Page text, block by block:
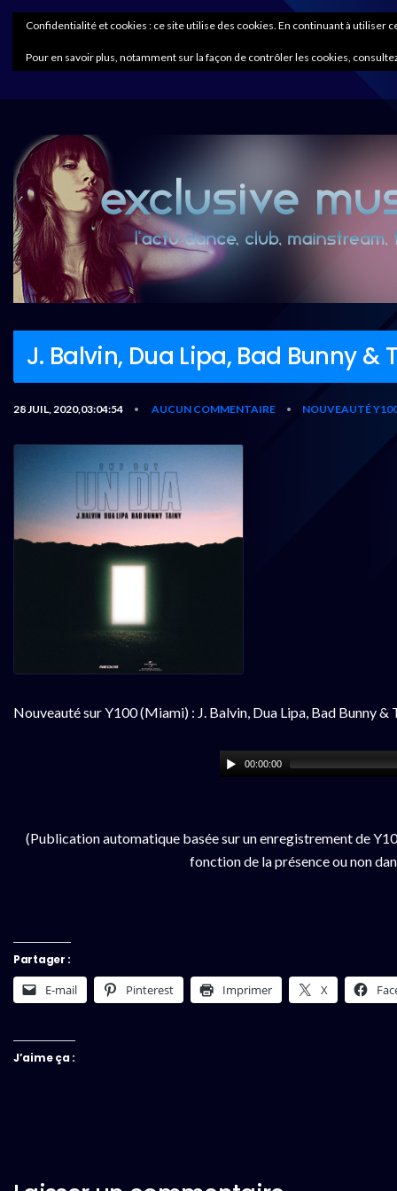
J. Balvin, Dua Lipa, Bad Bunny &
28 JUIL, 2020,03:04:54 • AUCUN COMMENTAIRE • NOUVEAUTÉ
Nouveauté sur Y100 (Miami) : J. Balvin, Dua Lipa, Bad Bunny
00:00:00
(Publication automatique basée sur un enregistrement de
fonction de la présence ou non
Partager :
E-mail Pinterest Imprimer X
J’aime ça :
Confidentialité et cookies : ce site utilise des cookies. En continuant à utiliser
Pour en savoir plus, notamment sur la façon de contrôler les cookies,